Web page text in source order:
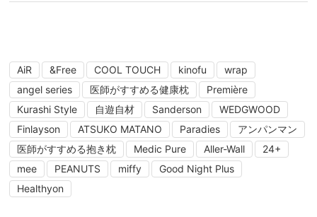
AiR &Free COOL TOUCH kinofu
wrap
angel series
医師がすすめる健康枕
Première
Kurashi Style
自遊自材 Sanderson
WEDGWOOD
Finlayson
ATSUKO MATANO Paradies
アンパンマン
医師がすすめる抱き枕
Medic Pure Aller-Wall
24+
mee
PEANUTS miffy
Good Night Plus
Healthyon